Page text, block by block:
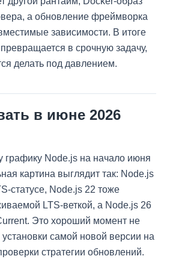
а обновление фреймворка
зависимости. В итоге
в срочную задачу,
делать под давлением.
в июне 2026
Node.js на начало июня
картина выглядит так: Node.js
статусе, Node.js 22 тоже
LTS-веткой, а Node.js 26
Это хороший момент не
самой новой версии на
стратегии обновлений.